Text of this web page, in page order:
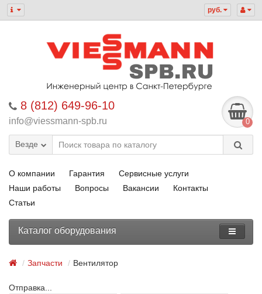
руб.
8 (812) 649-96-10
info@viessmann-spb.ru 0
Везде
О компании Гарантия
Сервисные услуги
Наши работы
Вопросы Вакансии
Контакты
Статьи
Каталог оборудования
Запчасти Вентилятор
Отправка...